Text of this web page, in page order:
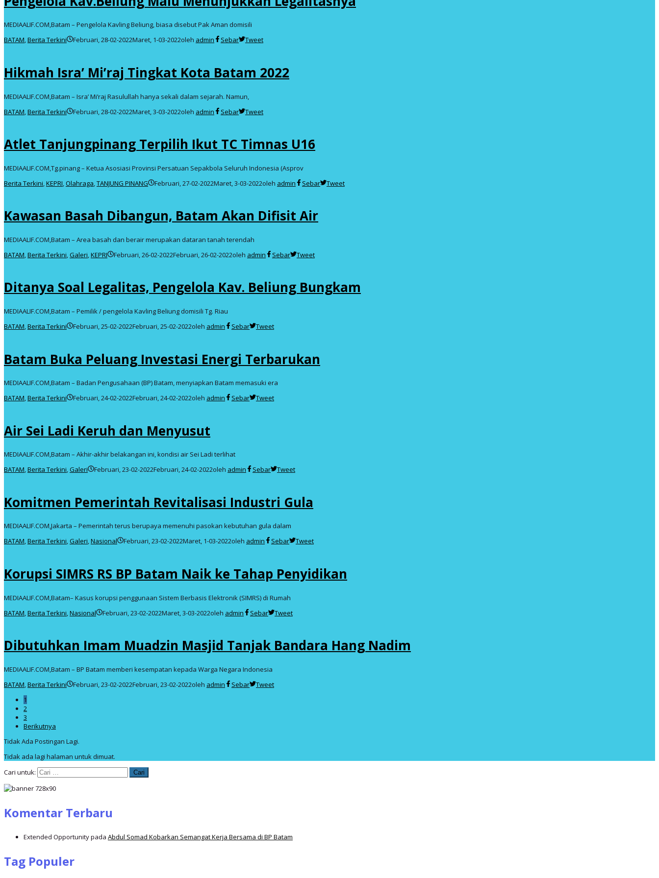
MEDIAALIF.COM,Batam – Pengelola Kavling Beliung, biasa disebut Pak Aman domisili
BATAM,Berita Terkini Februari, 28-02-2022Maret, 1-03-2022oleh admin Sebar Tweet
Hikmah Isra’ Mi’raj Tingkat Kota Batam 2022
MEDIAALIF.COM,Batam – Isra’ Mi’raj Rasulullah hanya sekali dalam sejarah. Namun,
BATAM Berita Terkini Februari, 28-02-2022Maret, 3-03-2022oleh admin Sebar Tweet
Atlet Tanjungpinang Terpilih Ikut TC Timnas U16
MEDIAALIF.COM,Tg.pinang – Ketua Asosiasi Provinsi Persatuan Sepakbola Seluruh Indonesia (Asprov
Berita Terkini,KEPRI,Olahraga,TANJUNG PINANG Februari, 27-02-2022Maret, 3-03-2022oleh admin Sebar Tweet
Kawasan Basah Dibangun, Batam Akan Difisit Air
MEDIAALIF.COM,Batam – Area basah dan berair merupakan dataran tanah terendah
BATAM,Berita Terkini,Galeri,KEPRI Februari, 26-02-2022Februari, 26-02-2022oleh admin Sebar Tweet
Ditanya Soal Legalitas, Pengelola Kav. Beliung Bungkam
MEDIAALIF.COM,Batam – Pemilik / pengelola Kavling Beliung domisili Tg. Riau
BATAM,Berita Terkini Februari, 25-02-2022Februari, 25-02-2022oleh admin Sebar Tweet
Batam Buka Peluang Investasi Energi Terbarukan
MEDIAALIF.COM,Batam – Badan Pengusahaan (BP) Batam, menyiapkan Batam memasuki era
BATAM,Berita Terkini Februari, 24-02-2022Februari, 24-02-2022oleh admin Sebar Tweet
Air Sei Ladi Keruh dan Menyusut
MEDIAALIF.COM,Batam – Akhir-akhir belakangan ini, kondisi air Sei Ladi terlihat
BATAM,Berita Terkini,Galeri Februari, 23-02-2022Februari, 24-02-2022oleh admin Sebar Tweet
Komitmen Pemerintah Revitalisasi Industri Gula
MEDIAALIF.COM,Jakarta – Pemerintah terus berupaya memenuhi pasokan kebutuhan gula dalam
BATAM,Berita Terkini,Galeri,Nasional Februari, 23-02-2022Maret, 1-03-2022oleh admin Sebar Tweet
Korupsi SIMRS RS BP Batam Naik ke Tahap Penyidikan
MEDIAALIF.COM,Batam– Kasus korupsi penggunaan Sistem Berbasis Elektronik (SIMRS) di Rumah
BATAM Berita Terkini Nasional Februari, 23-02-2022Maret, 3-03-2022oleh admin Sebar Tweet
Dibutuhkan Imam Muadzin Masjid Tanjak Bandara Hang Nadim
MEDIAALIF.COM,Batam – BP Batam memberi kesempatan kepada Warga Negara Indonesia
BATAM,Berita Terkini Februari, 23-02-2022Februari, 23-02-2022oleh admin Sebar
Tweet
1
2
3
Berikutnya
Tidak Ada Postingan Lagi.
Tidak ada lagi halaman untuk dimuat.
Cari untuk:
Komentar Terbaru
Extended Opportunitypada Abdul Somad Kobarkan Semangat Kerja Bersama di BP Batam
Tag Populer